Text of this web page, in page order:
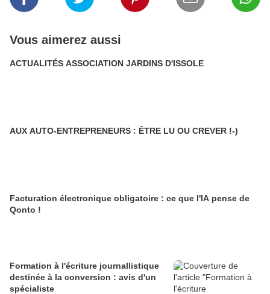
Vous aimerez aussi
ACTUALITÉS ASSOCIATION JARDINS D'ISSOLE
AUX AUTO-ENTREPRENEURS : ÊTRE LU OU CREVER !-)
Facturation électronique obligatoire : ce que l'IA pense de
Qonto !
Formation à l'écriture journallistique
destinée à la conversion : avis d'un
spécialiste